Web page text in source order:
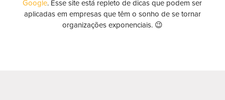
Google. Esse site está repleto de dicas que podem ser
aplicadas em empresas que têm o sonho de se tornar
organizações exponenciais. 😉